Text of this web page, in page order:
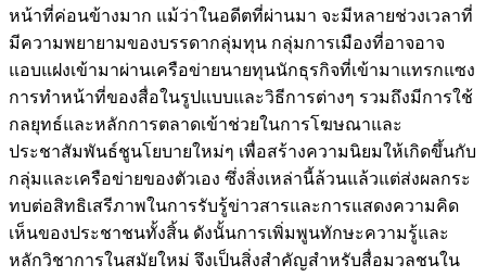
หน้าที่ค่อนข้างมาก แม้ว่าในอดีตที่ผ่านมา จะมีหลายช่วงเวลาที่
มีความพยายามของบรรดากลุ่มทุน กลุ่มการเมืองที่อาจอาจ
แอบแฝงเข้ามาผ่านเครือข่ายนายทุนนักธุรกิจที่เข้ามาแทรกแซง
การทำหน้าที่ของสื่อในรูปแบบและวิธีการต่างๆ รวมถึงมีการใช้
กลยุทธ์และหลักการตลาดเข้าช่วยในการโฆษณาและ
ประชาสัมพันธ์ชูนโยบายใหม่ๆ เพื่อสร้างความนิยมให้เกิดขึ้นกับ
กลุ่มและเครือข่ายของตัวเอง ซึ่งสิ่งเหล่านี้ล้วนแล้วแต่ส่งผลกระ
ทบต่อสิทธิเสรีภาพในการรับรู้ข่าวสารและการแสดงความคิด
เห็นของประชาชนทั้งสิ้น ดังนั้นการเพิ่มพูนทักษะความรู้และ
หลักวิชาการในสมัยใหม่ จึงเป็นสิ่งสำคัญสำหรับสื่อมวลชนใน